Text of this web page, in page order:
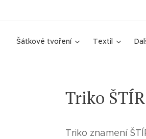
Šátkové tvoření Textil
Triko ŠTÍR
Triko znamení